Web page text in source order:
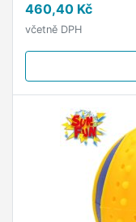
460,40 Kč
včetně DPH